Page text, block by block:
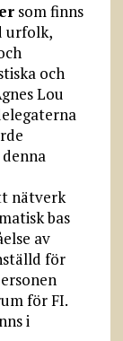
som finns
urfolk,
och
Lou
nätverk
bas
av
för
för FI.
i